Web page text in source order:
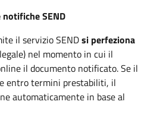
SEND
il servizio SENDsi perfeziona
nel momento in cui il
il documento notificato. Se il
entro termini prestabiliti, il
automaticamente in base al